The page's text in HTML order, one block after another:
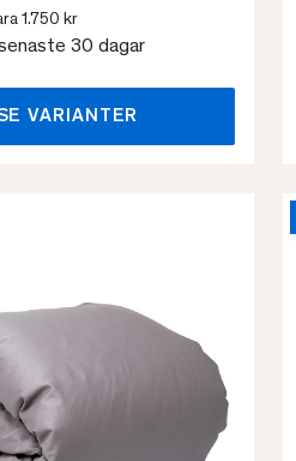
1.750 kr
30 dagar
VARIANTER